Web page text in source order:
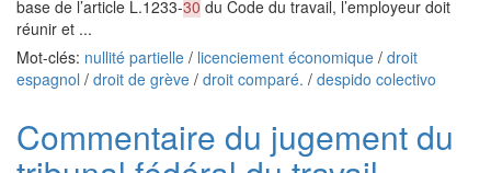
base de l’article L.1233-30 du Code du travail, l’employeur doit
réunir et ...
Mot-clés: nullité partielle / licenciement économique / droit
espagnol / droit de grève / droit comparé. / despido colectivo
Commentaire du jugement du